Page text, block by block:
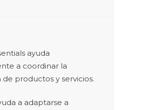
ayuda
a coordinar la
productos y servicios.
a adaptarse a